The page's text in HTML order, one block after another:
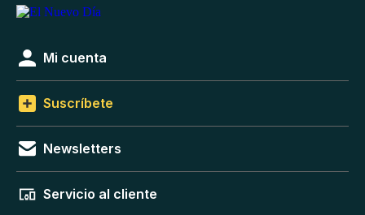
Mi cuenta
Suscríbete
Newsletters
Servicio al cliente